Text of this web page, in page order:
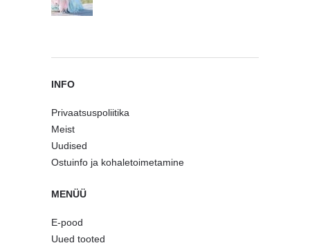
INFO
Privaatsuspoliitika
Meist
Uudised
Ostuinfo ja kohaletoimetamine
MENÜÜ
E-pood
Uued tooted